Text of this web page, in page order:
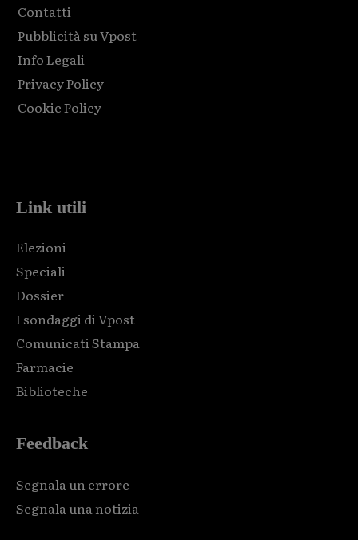
Contatti
Pubblicità su Vpost
Info Legali
Privacy Policy
Cookie Policy
Link utili
Elezioni
Speciali
Dossier
I sondaggi di Vpost
Comunicati Stampa
Farmacie
Biblioteche
Feedback
Segnala un errore
Segnala una notizia